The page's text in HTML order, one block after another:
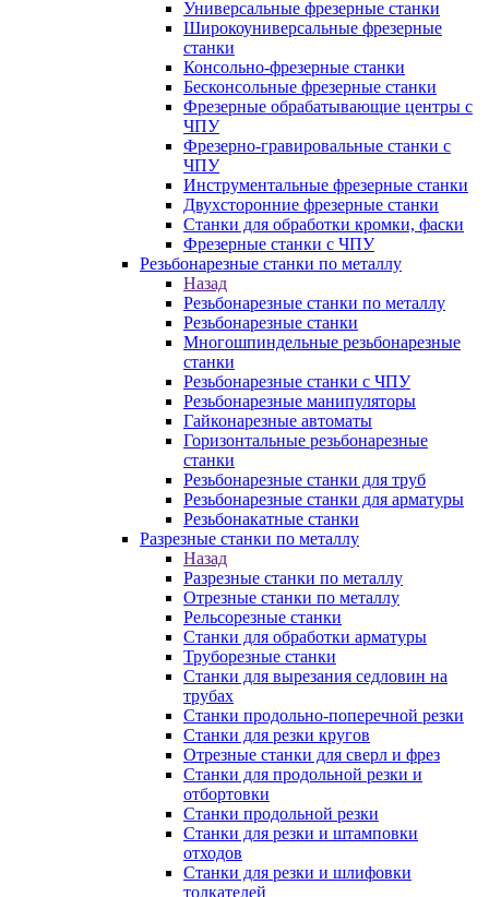
Универсальные фрезерные станки
Широкоуниверсальные фрезерные
станки
Консольно-фрезерные станки
Бесконсольные фрезерные станки
Фрезерные обрабатывающие центры с
ЧПУ
Фрезерно-гравировальные станки с
ЧПУ
Инструментальные фрезерные станки
Двухсторонние фрезерные станки
Станки для обработки кромки, фаски
Фрезерные станки с ЧПУ
Резьбонарезные станки по металлу
Назад
Резьбонарезные станки по металлу
Резьбонарезные станки
Многошпиндельные резьбонарезные
станки
Резьбонарезные станки с ЧПУ
Резьбонарезные манипуляторы
Гайконарезные автоматы
Горизонтальные резьбонарезные
станки
Резьбонарезные станки для труб
Резьбонарезные станки для арматуры
Резьбонакатные станки
Разрезные станки по металлу
Назад
Разрезные станки по металлу
Отрезные станки по металлу
Рельсорезные станки
Станки для обработки арматуры
Труборезные станки
Станки для вырезания седловин на
трубаx
Станки продольно-поперечной резки
Станки для резки кругов
Отрезные станки для сверл и фрез
Станки для продольной резки и
отбортовки
Станки продольной резки
Станки для резки и штамповки
отходов
Станки для резки и шлифовки
толкателей